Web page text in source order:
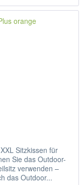
Sitzkissen für
Sie das Outdoor-
verwenden –
das Outdoor...